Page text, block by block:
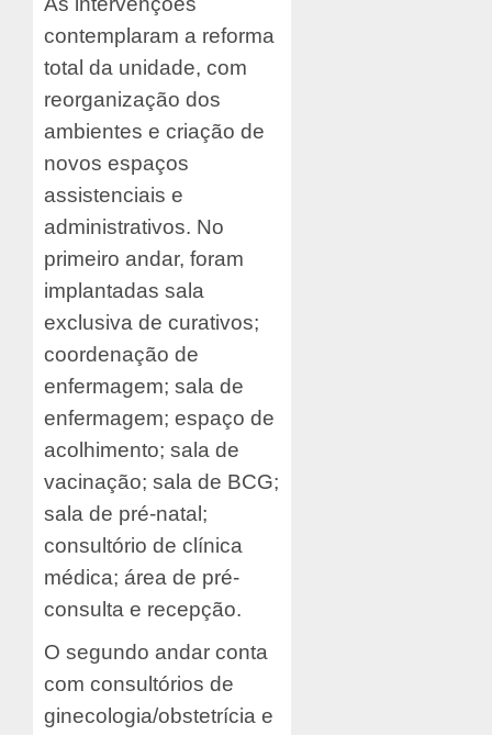
contemplaram a reforma
total da unidade, com
reorganização dos
ambientes e criação de
novos espaços
assistenciais e
administrativos. No
primeiro andar, foram
implantadas sala
exclusiva de curativos;
coordenação de
enfermagem; sala de
enfermagem; espaço de
acolhimento; sala de
vacinação; sala de BCG;
sala de pré-natal;
consultório de clínica
médica; área de pré-
consulta e recepção.
O segundo andar conta
com consultórios de
ginecologia/obstetrícia e